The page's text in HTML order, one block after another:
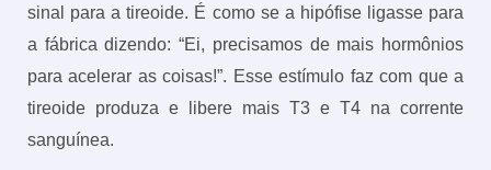
sinal para a tireoide. É como se a hipófise ligasse para
a fábrica dizendo: “Ei, precisamos de mais hormônios
para acelerar as coisas!”. Esse estímulo faz com que a
tireoide produza e libere mais T3 e T4 na corrente
sanguínea.